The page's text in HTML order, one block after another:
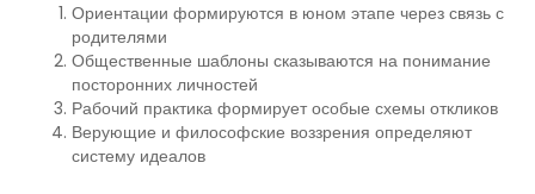
Ориентации формируются в юном этапе через связь с
родителями
Общественные шаблоны сказываются на понимание
посторонних личностей
Рабочий практика формирует особые схемы откликов
Верующие и философские воззрения определяют
систему идеалов